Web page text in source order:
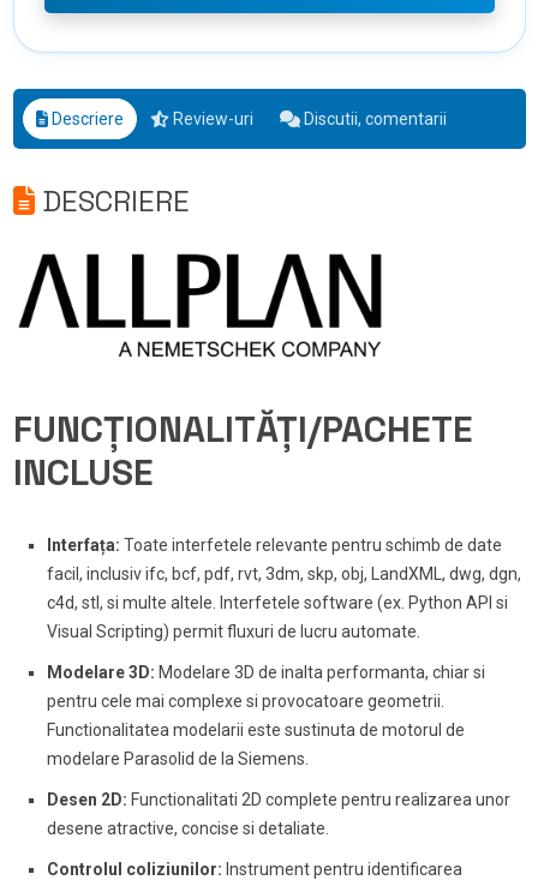
Descriere Review-uri Discutii, comentarii
DESCRIERE
FUNCȚIONALITĂȚI/PACHETE
INCLUSE
Interfața: Toate interfetele relevante pentru schimb de date
facil, inclusiv ifc, bcf, pdf, rvt, 3dm, skp, obj, LandXML, dwg, dgn,
c4d, stl, si multe altele. Interfetele software (ex. Python API si
Visual Scripting) permit fluxuri de lucru automate.
Modelare 3D: Modelare 3D de inalta performanta, chiar si
pentru cele mai complexe si provocatoare geometrii.
Functionalitatea modelarii este sustinuta de motorul de
modelare Parasolid de la Siemens.
Desen 2D: Functionalitati 2D complete pentru realizarea unor
desene atractive, concise si detaliate.
Controlul coliziunilor: Instrument pentru identificarea